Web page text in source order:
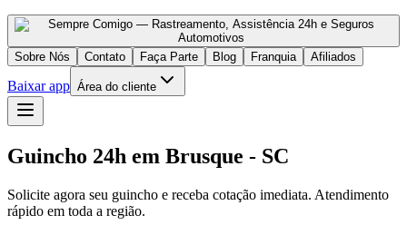
Sobre Nós Contato Faça Parte Blog Franquia Afiliados
Baixar app Área do cliente
Guincho 24h em Brusque - SC
Solicite agora seu guincho e receba cotação imediata. Atendimento
rápido em toda a região.